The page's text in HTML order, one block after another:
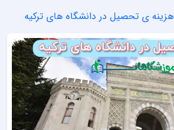
هزینه ی تحصیل در دانشگاه های ترکیه